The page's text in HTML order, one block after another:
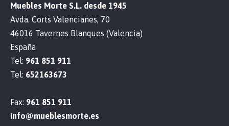
Muebles Morte S.L. desde 1945
Avda. Corts Valencianes, 70
46016 Tavernes Blanques (Valencia)
España
Tel: 961 851 911
Tel: 652163673
Fax: 961 851 911
info@mueblesmorte.es